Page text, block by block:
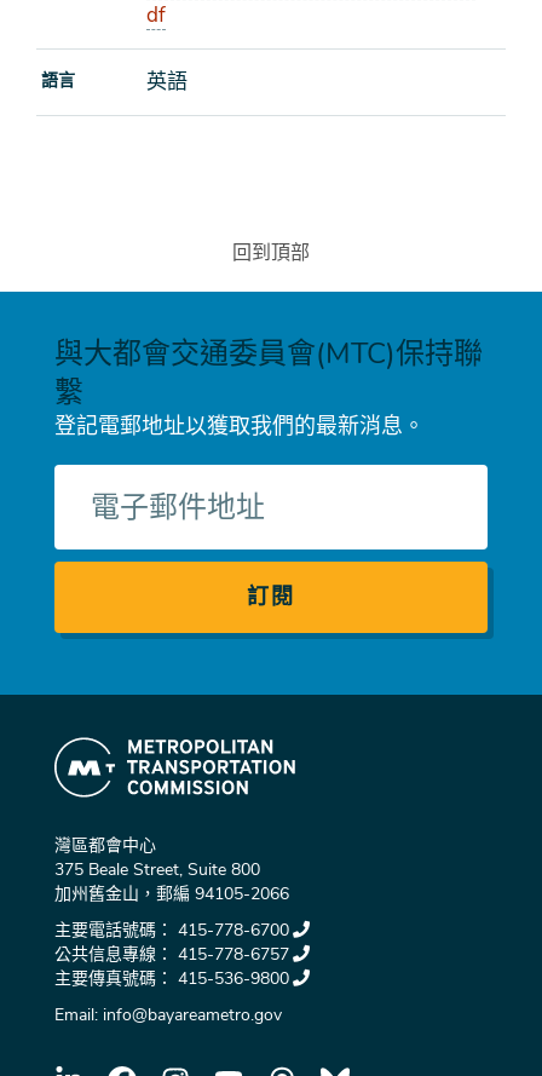
df
語言 英語
回到頂部
與大都會交通委員會(MTC)保持聯
繫
登記電郵地址以獲取我們的最新消息。
郵
件
灣區都會中心
375 Beale Street, Suite 800
加州舊金山，郵編 94105-2066
主要電話號碼： 415-778-6700
公共信息專線： 415-778-6757
主要傳真號碼： 415-536-9800
Email: info@bayareametro.gov